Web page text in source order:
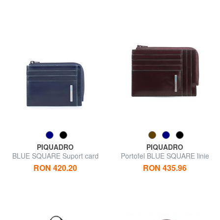
PIQUADRO
BLUE SQUARE Suport card
din piele, cu fermoar
RON 420.20
PIQUADRO
Portofel BLUE SQUARE linie
RON 435.96